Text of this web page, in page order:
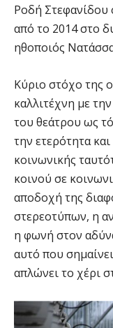
Ροδή
από το 2014 στο
ηθοποιός
Κύριο στόχο της
καλλιτέχνη με
του θεάτρου ως
την ετερότητα
κοινωνικής
κοινού σε
αποδοχή της
στερεοτύπων, η
η φωνή στον
αυτό που
απλώνει το χέρι